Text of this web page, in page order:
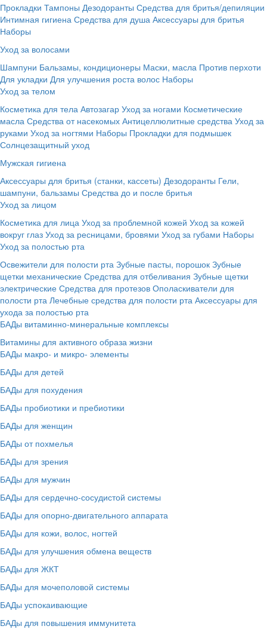
Прокладки Тампоны Дезодоранты Средства для бритья/депиляции
Интимная гигиена Средства для душа Аксессуары для бритья
Наборы
Уход за волосами
Шампуни Бальзамы, кондиционеры Маски, масла Против перхоти
Для укладки Для улучшения роста волос Наборы
Уход за телом
Косметика для тела Автозагар Уход за ногами Косметические
масла Средства от насекомых Антицеллюлитные средства Уход за
руками Уход за ногтями Наборы Прокладки для подмышек
Солнцезащитный уход
Мужская гигиена
Аксессуары для бритья (станки, кассеты) Дезодоранты Гели,
шампуни, бальзамы Средства до и после бритья
Уход за лицом
Косметика для лица Уход за проблемной кожей Уход за кожей
вокруг глаз Уход за ресницами, бровями Уход за губами Наборы
Уход за полостью рта
Освежители для полости рта Зубные пасты, порошок Зубные
щетки механические Средства для отбеливания Зубные щетки
электрические Средства для протезов Ополаскиватели для
полости рта Лечебные средства для полости рта Аксессуары для
ухода за полостью рта
БАДы витаминно-минеральные комплексы
Витамины для активного образа жизни
БАДы макро- и микро- элементы
БАДы для детей
БАДы для похудения
БАДы пробиотики и пребиотики
БАДы для женщин
БАДы от похмелья
БАДы для зрения
БАДы для мужчин
БАДы для сердечно-сосудистой системы
БАДы для опорно-двигательного аппарата
БАДы для кожи, волос, ногтей
БАДы для улучшения обмена веществ
БАДы для ЖКТ
БАДы для мочеполовой системы
БАДы успокаивающие
БАДы для повышения иммунитета